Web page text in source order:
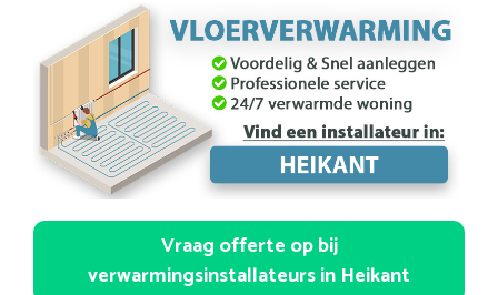
Vraag offerte op bij
verwarmingsinstallateurs in Heikant